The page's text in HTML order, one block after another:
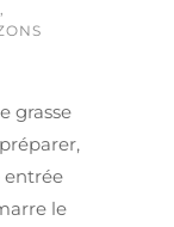
grasse
entrée
le